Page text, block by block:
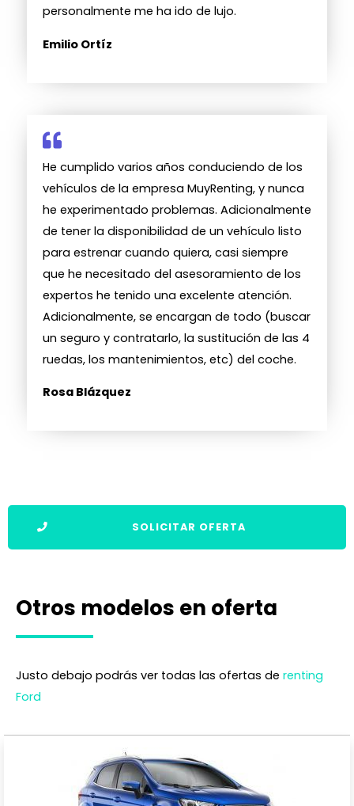
personalmente me ha ido de lujo.
Emilio Ortíz
He cumplido varios años conduciendo de los
vehículos de la empresa MuyRenting, y nunca
he experimentado problemas. Adicionalmente
de tener la disponibilidad de un vehículo listo
para estrenar cuando quiera, casi siempre
que he necesitado del asesoramiento de los
expertos he tenido una excelente atención.
Adicionalmente, se encargan de todo (buscar
un seguro y contratarlo, la sustitución de las 4
ruedas, los mantenimientos, etc) del coche.
Rosa Blázquez
SOLICITAR OFERTA
Otros modelos en oferta
Justo debajo podrás ver todas las ofertas de renting
Ford